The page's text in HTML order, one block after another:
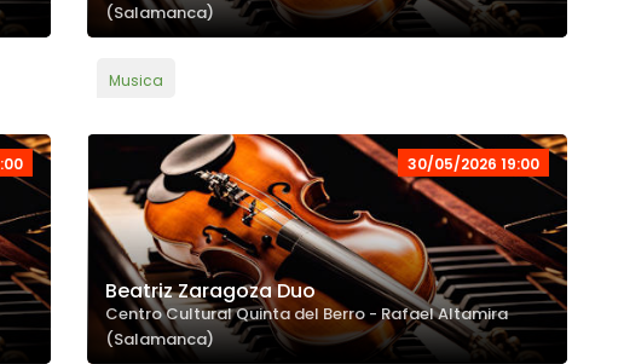
(Salamanca)
Musica
30/05/2026 19:00
Beatriz Zaragoza Duo
Centro Cultural Quinta del Berro - Rafael Altamira
(Salamanca)